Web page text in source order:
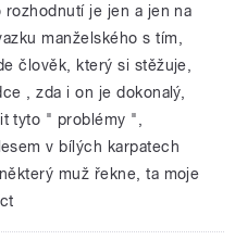
je jen a jen na
manželského s tím,
člověk, který si stěžuje,
, zda i on je dokonalý,
tyto " problémy ",
v bílých karpatech
muž řekne, ta moje